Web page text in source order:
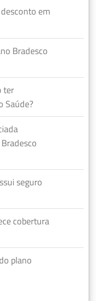
em
Bradesco
ter
Saúde?
seguro
cobertura
plano